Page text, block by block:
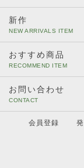
［植物別］ バジル
［植物別］ ミント
［植物別］ レモン
［植物別］ ワイル
新作
おすすめ商品
お問い合わせ
会員登録